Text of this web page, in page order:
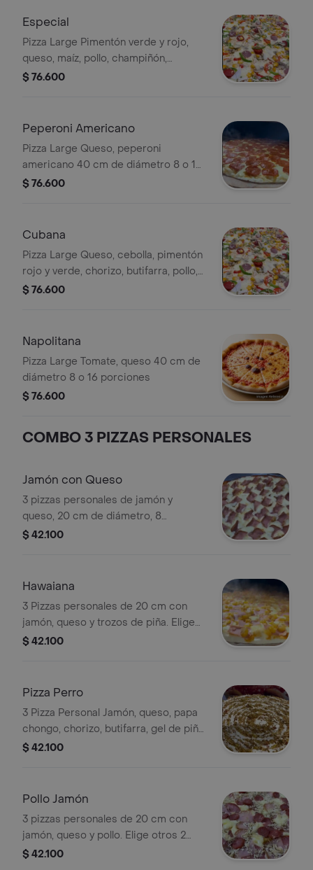
Especial
Pizza Large Pimentón verde y rojo,
queso, maíz, pollo, champiñón,
chorizo, butifarra, cebolla 40 cm de
$ 76.600
Peperoni Americano
Pizza Large Queso, peperoni
americano 40 cm de diámetro 8 o 16
porciones
$ 76.600
Cubana
Pizza Large Queso, cebolla, pimentón
rojo y verde, chorizo, butifarra, pollo,
piña trocitos, uvas pasas 40 cm de
$ 76.600
Napolitana
Pizza Large Tomate, queso 40 cm de
diámetro 8 o 16 porciones
$ 76.600
COMBO 3 PIZZAS PERSONALES
Jamón con Queso
3 pizzas personales de jamón y
queso, 20 cm de diámetro, 8
porciones cada una. Escoge tus otros
$ 42.100
Hawaiana
3 Pizzas personales de 20 cm con
jamón, queso y trozos de piña. Elige
otros 2 sabores.
$ 42.100
Pizza Perro
3 Pizza Personal Jamón, queso, papa
chongo, chorizo, butifarra, gel de piña,
tártara. 20 cm de diámetro 8
$ 42.100
Pollo Jamón
3 pizzas personales de 20 cm con
jamón, queso y pollo. Elige otros 2
sabores.
$ 42.100